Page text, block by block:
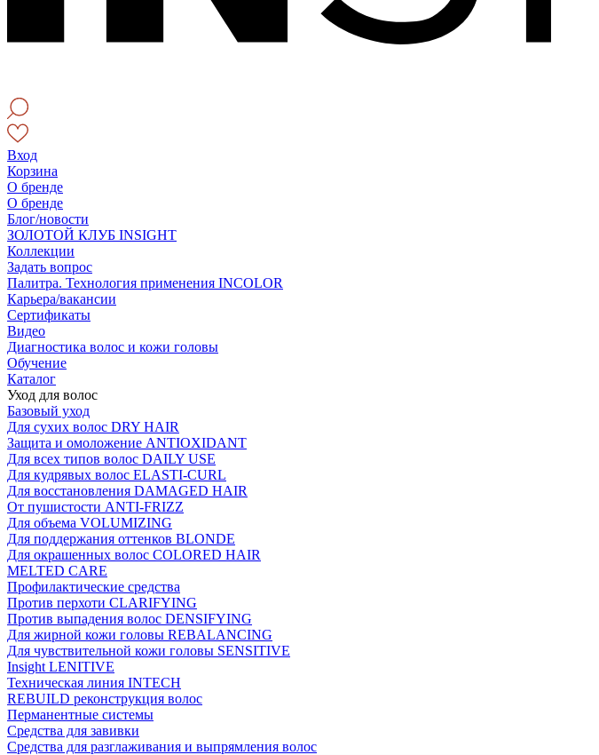
Вход
Корзина
О бренде
О бренде
Блог/новости
ЗОЛОТОЙ КЛУБ INSIGHT
Коллекции
Задать вопрос
Палитра. Технология применения INCOLOR
Карьера/вакансии
Сертификаты
Видео
Диагностика волос и кожи головы
Обучение
Каталог
Уход для волос
Базовый уход
Для сухих волос DRY HAIR
Защита и омоложение ANTIOXIDANT
Для всех типов волос DAILY USE
Для кудрявых волос ELASTI-CURL
Для восстановления DAMAGED HAIR
От пушистости ANTI-FRIZZ
Для объема VOLUMIZING
Для поддержания оттенков BLONDE
Для окрашенных волос COLORED HAIR
MELTED CARE
Профилактические средства
Против перхоти CLARIFYING
Против выпадения волос DENSIFYING
Для жирной кожи головы REBALANCING
Для чувствительной кожи головы SENSITIVE
Insight LENITIVE
Техническая линия INTECH
REBUILD реконструкция волос
Перманентные системы
Средства для завивки
Средства для разглаживания и выпрямления волос